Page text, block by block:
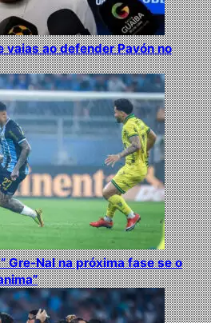
vaias ao defender Pavón no
Gre-Nal na próxima fase se o